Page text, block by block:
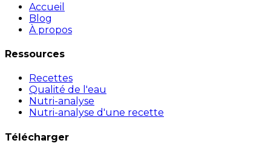
Accueil
Blog
À propos
Ressources
Recettes
Qualité de l'eau
Nutri-analyse
Nutri-analyse d'une recette
Télécharger